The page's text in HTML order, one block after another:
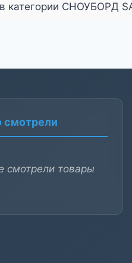
категории СНОУБОРД
смотрели
смотрели товары